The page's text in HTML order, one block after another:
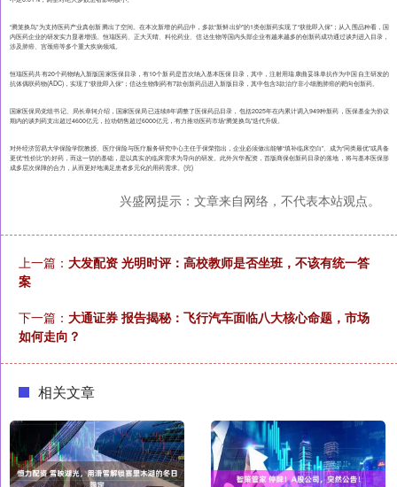
“腾笼换鸟”为支持医药产业真创新腾出了空间。在本次新增的药品中，多款“新鲜出炉”的1类创新药实现了“获批即入保”；从入围品种看，国
内医药企业的研发实力显著增强。恒瑞医药、正大天晴、科伦药业、信达生物等国内头部企业有越来越多的创新药成功通过谈判进入目录，
涉及肺癌、宫颈癌等多个重大疾病领域。
恒瑞医药共有20个药物纳入新版国家医保目录，有10个新药是首次纳入基本医保目录，其中，注射用瑞康曲妥珠单抗作为中国自主研发的
抗体偶联药物(ADC)，实现了“获批即入保”；信达生物制药有7款创新药品进入新版目录，其中包含3款治疗非小细胞肺癌的靶向创新药。
国家医保局党组书记、局长章轲介绍，国家医保局已连续8年调整了医保药品目录，包括2025年在内累计调入949种新药，医保基金为协议
期内的谈判药支出超过4600亿元，拉动销售超过6000亿元，有力推动医药市场“腾笼换鸟”迭代升级。
对外经济贸易大学保险学院教授、医疗保险与医疗服务研究中心主任于保荣指出，企业必须做出能够“填补临床空白”、成为“同类最优”或具备
更优“性价比”的好药，而这一切的基础，是以真实的临床需求为导向的研发。此外兴华配资，首版商保创新药目录的落地，将与基本医保形
成多层次保障的合力，从而更好地满足患者多元化的用药需求。(完)
兴盛网提示：文章来自网络，不代表本站观点。
上一篇： 大发配资 光明时评：高校教师是否坐班，不该有统一答
案
下一篇： 大通证券 报告揭秘：飞行汽车面临八大核心命题，市场
如何走向？
相关文章